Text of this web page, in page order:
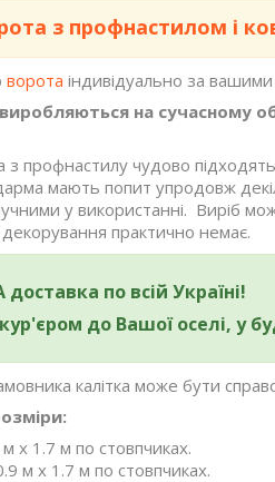
з профнастилом і
ворота індивідуально за
на сучасному
з профнастилу чудово
мають попит упродовж
у використанні. Виріб
практично немає.
по всій Україні!
до Вашої оселі, у
калітка може бути
м х 1.7 м по стовпчиках.
м х 1.7 м по стовпчиках.